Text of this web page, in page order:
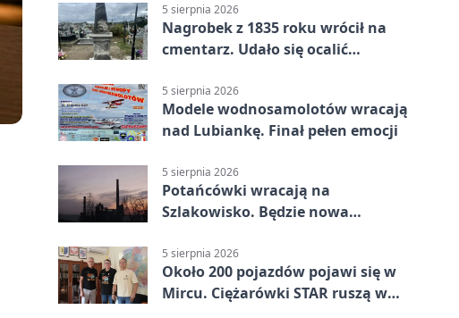
5 sierpnia 2026
Nagrobek z 1835 roku wrócił na
cmentarz. Udało się ocalić
5 sierpnia 2026
Modele wodnosamolotów wracają
nad Lubiankę. Finał pełen emocji
5 sierpnia 2026
Potańcówki wracają na
Szlakowisko. Będzie nowa
5 sierpnia 2026
Około 200 pojazdów pojawi się w
Mircu. Ciężarówki STAR ruszą w